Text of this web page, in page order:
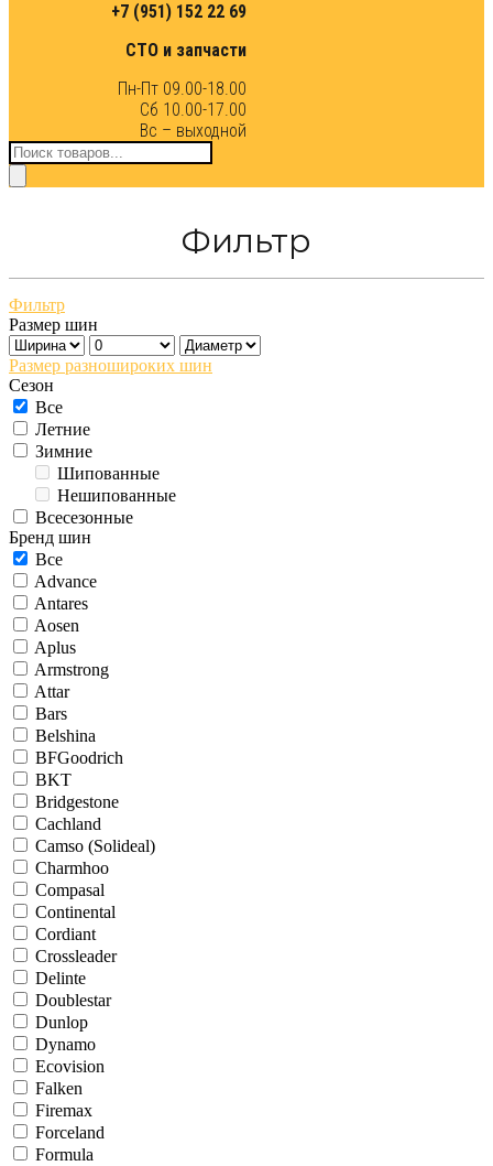
+7 (951) 152 22 69
СТО и запчасти
Пн-Пт 09.00-18.00
Сб 10.00-17.00
Вс – выходной
Поиск
товаров
Фильтр
Фильтр
Размер шин
Размер разношироких шин
Сезон
Все
Летние
Зимние
Шипованные
Нешипованные
Всесезонные
Бренд шин
Все
Advance
Antares
Aosen
Aplus
Armstrong
Attar
Bars
Belshina
BFGoodrich
BKT
Bridgestone
Cachland
Camso (Solideal)
Charmhoo
Compasal
Continental
Cordiant
Crossleader
Delinte
Doublestar
Dunlop
Dynamo
Ecovision
Falken
Firemax
Forceland
Formula